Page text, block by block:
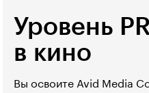
Уровень
в кино
Вы освоите Avid Media